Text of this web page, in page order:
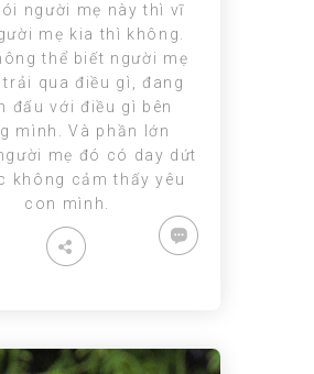
người mẹ này thì vĩ
mẹ kia thì không.
thể biết người mẹ
qua điều gì, đang
đấu với điều gì bên
mình. Và phần lớn
mẹ đó có day dứt
không cảm thấy yêu
con mình.